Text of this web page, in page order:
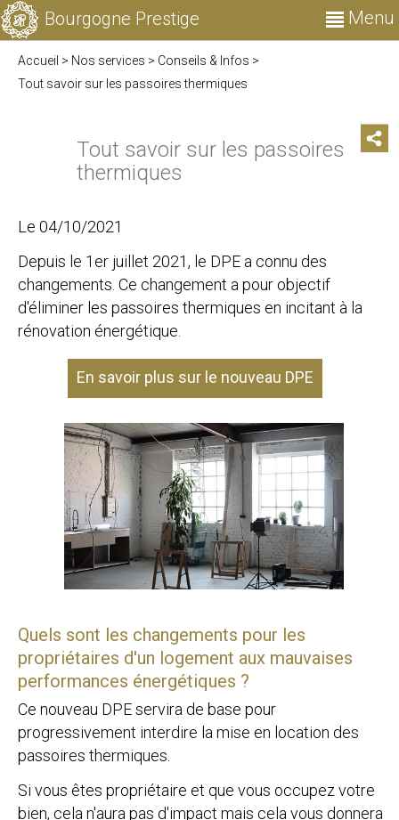
Bourgogne Prestige Menu
Accueil > Nos services > Conseils & Infos >
Tout savoir sur les passoires thermiques
Tout savoir sur les passoires
thermiques
Le 04/10/2021
Depuis le 1er juillet 2021, le DPE a connu des
changements. Ce changement a pour objectif
d'éliminer les passoires thermiques en incitant à la
rénovation énergétique.
En savoir plus sur le nouveau DPE
Quels sont les changements pour les
propriétaires d'un logement aux mauvaises
performances énergétiques ?
Ce nouveau DPE servira de base pour
progressivement interdire la mise en location des
passoires thermiques.
Si vous êtes propriétaire et que vous occupez votre
bien, cela n'aura pas d'impact mais cela vous donnera